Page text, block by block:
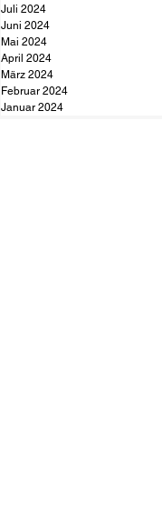
Juli 2024
Juni 2024
Mai 2024
April 2024
März 2024
Februar 2024
Januar 2024